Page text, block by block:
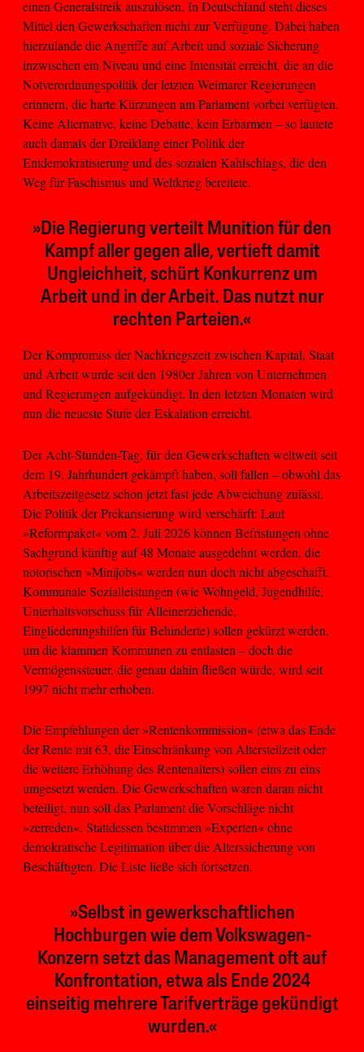
einen Generalstreik auszulösen. In Deutschland steht dieses
Mittel den Gewerkschaften nicht zur Verfügung. Dabei haben
hierzulande die Angriffe auf Arbeit und soziale Sicherung
inzwischen ein Niveau und eine Intensität erreicht, die an die
Notverordnungspolitik der letzten Weimarer Regierungen
erinnern, die harte Kürzungen am Parlament vorbei verfügten.
Keine Alternative, keine Debatte, kein Erbarmen – so lautete
auch damals der Dreiklang einer Politik der
Entdemokratisierung und des sozialen Kahlschlags, die den
Weg für Faschismus und Weltkrieg bereitete.
»Die Regierung verteilt Munition für den
Kampf aller gegen alle, vertieft damit
Ungleichheit, schürt Konkurrenz um
Arbeit und in der Arbeit. Das nutzt nur
rechten Parteien.«
Der Kompromiss der Nachkriegszeit zwischen Kapital, Staat
und Arbeit wurde seit den 1980er Jahren von Unternehmen
und Regierungen aufgekündigt. In den letzten Monaten wird
nun die neueste Stufe der Eskalation erreicht.
Der Acht-Stunden-Tag, für den Gewerkschaften weltweit seit
dem 19. Jahrhundert gekämpft haben, soll fallen – obwohl das
Arbeitszeitgesetz schon jetzt fast jede Abweichung zulässt.
Die Politik der Prekarisierung wird verschärft: Laut
»Reformpaket« vom 2. Juli 2026 können Befristungen ohne
Sachgrund künftig auf 48 Monate ausgedehnt werden, die
notorischen »Minijobs« werden nun doch nicht abgeschafft.
Kommunale Sozialleistungen (wie Wohngeld, Jugendhilfe,
Unterhaltsvorschuss für Alleinerziehende,
Eingliederungshilfen für Behinderte) sollen gekürzt werden,
um die klammen Kommunen zu entlasten – doch die
Vermögenssteuer, die genau dahin fließen würde, wird seit
1997 nicht mehr erhoben.
Die Empfehlungen der »Rentenkommission« (etwa das Ende
der Rente mit 63, die Einschränkung von Altersteilzeit oder
die weitere Erhöhung des Rentenalters) sollen eins zu eins
umgesetzt werden. Die Gewerkschaften waren daran nicht
beteiligt, nun soll das Parlament die Vorschläge nicht
»zerreden«. Stattdessen bestimmen »Experten« ohne
demokratische Legitimation über die Alterssicherung von
Beschäftigten. Die Liste ließe sich fortsetzen.
»Selbst in gewerkschaftlichen
Hochburgen wie dem Volkswagen-
Konzern setzt das Management oft auf
Konfrontation, etwa als Ende 2024
einseitig mehrere Tarifverträge gekündigt
wurden.«